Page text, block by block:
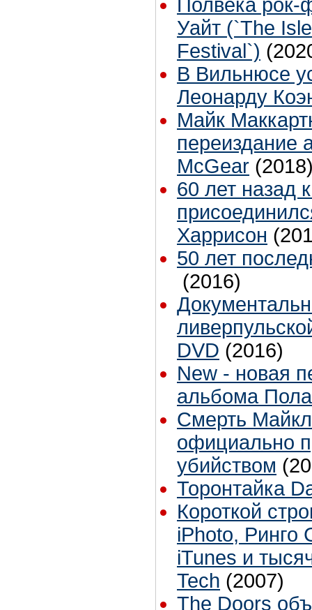
Полвека
Уайт (`The
Festival`)
В Вильнюсе
Леонарду
Майк
переиздание
McGear
60 лет назад
Харрисон
50 лет
(2016)
DVD (2016)
New - новая
альбома
Смерть
официально
убийством
Торонтайка
Короткой
iPhoto, Ринго
iTunes и
Tech (2007)
The Doors